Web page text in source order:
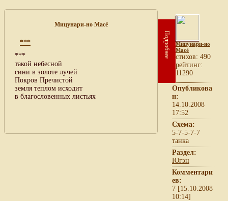
Мицунари-но Масё
***
***
такой небесной
сини в золоте лучей
Покров Пречистой
земля теплом исходит
в благословенных листьях
Подробнее
Мицунари-но
Масё
cтихов: 490
рейтинг:
11290
Опубликова
н:
14.10.2008
17:52
Схема:
5-7-5-7-7
танка
Раздел:
Югэн
Комментари
ев:
7 [15.10.2008
10:14]